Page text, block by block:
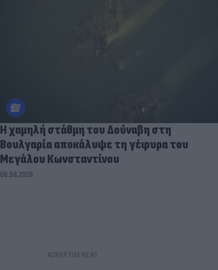
Η χαμηλή στάθμη του Δούναβη στη
Βουλγαρία αποκάλυψε τη γέφυρα του
Μεγάλου Κωνσταντίνου
06.08.2026